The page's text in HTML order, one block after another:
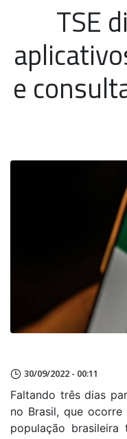
TSE
e
30/09/2022 - 00:11
Faltando três dias
no Brasil, que
população